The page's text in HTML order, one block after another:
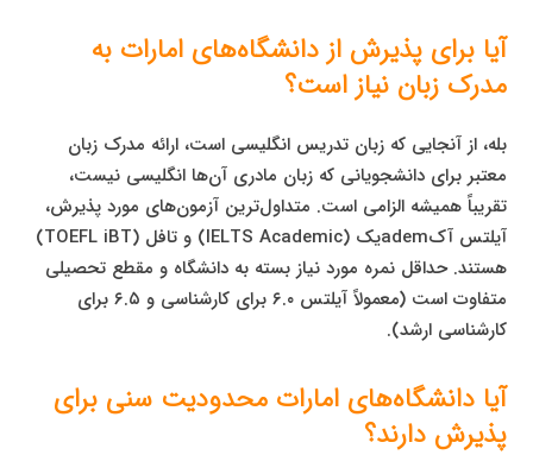
آیا برای پذیرش از دانشگاه‌های امارات به
مدرک زبان نیاز است؟
بله، از آنجایی که زبان تدریس انگلیسی است، ارائه مدرک زبان
معتبر برای دانشجویانی که زبان مادری آن‌ها انگلیسی نیست،
تقریباً همیشه الزامی است. متداول‌ترین آزمون‌های مورد پذیرش،
آیلتس آکademیک (IELTS Academic) و تافل (TOEFL iBT)
هستند. حداقل نمره مورد نیاز بسته به دانشگاه و مقطع تحصیلی
متفاوت است (معمولاً آیلتس ۶.۰ برای کارشناسی و ۶.۵ برای
کارشناسی ارشد).
آیا دانشگاه‌های امارات محدودیت سنی برای
پذیرش دارند؟